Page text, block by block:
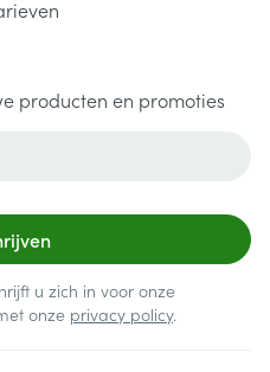
producten en promoties
u zich in voor onze
onze privacy policy.